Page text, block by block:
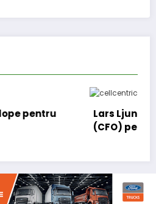
a fost numit director general